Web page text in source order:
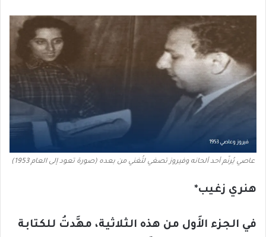
عاصي يُرنّم أحد ألحانه وفيروز تصغي لتُغني من بعده (صورة تعود إلى العام 1953)
هنري زغيب*
في الجزء الأَول من هذه الثلاثية، مهَّدتُ للكتابة